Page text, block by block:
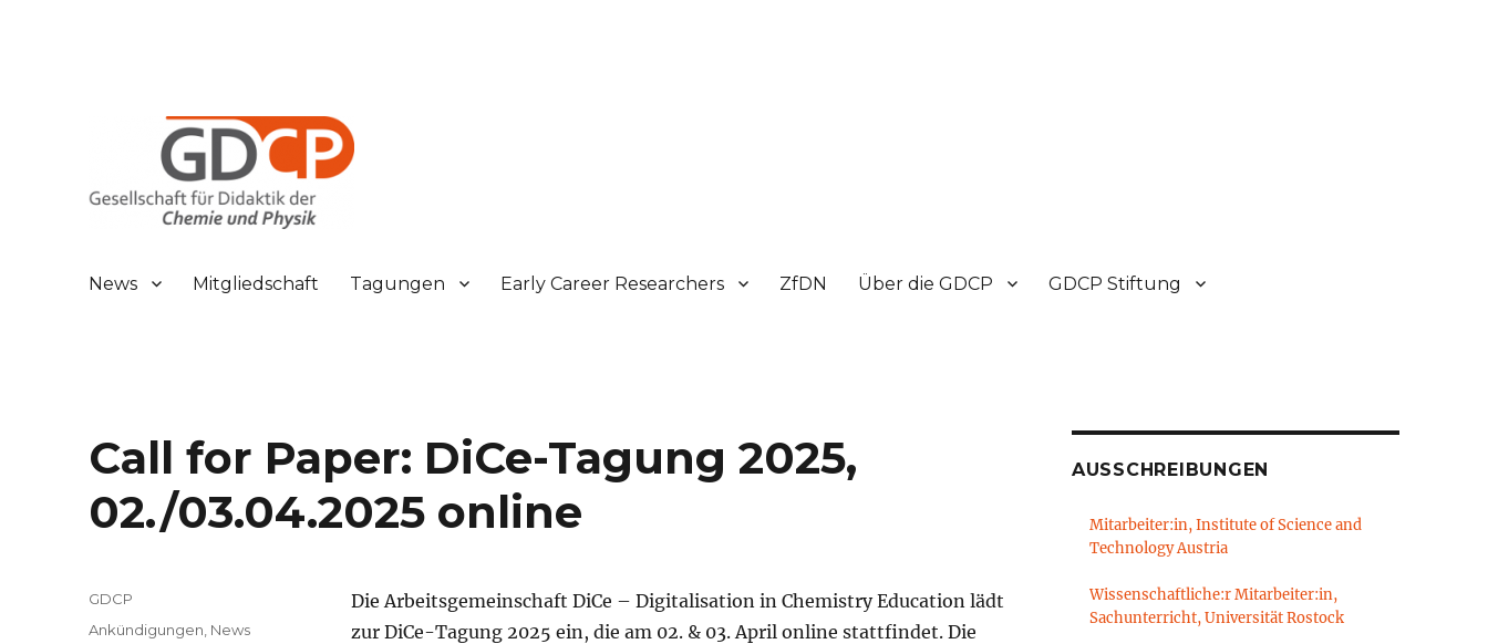
News Mitgliedschaft Tagungen Early Career Researchers ZfDN Über die GDCP GDCP Stiftung
Call for Paper: DiCe-Tagung 2025,
02./03.04.2025 online
Die Arbeitsgemeinschaft DiCe – Digitalisation in Chemistry Education lädt
zur DiCe-Tagung 2025 ein, die am 02. & 03. April online stattfindet. Die
Autor
GDCP
Veröffentlicht
Kategorien
Ankündigungen News
AUSSCHREIBUNGEN
Mitarbeiter:in, Institute of Science and
Technology Austria
Wissenschaftliche:r Mitarbeiter:in,
Sachunterricht, Universität Rostock